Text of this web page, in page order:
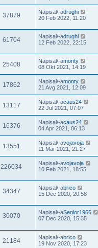
37879 Napisal/-adrughi
20 Feb 2022, 11:20
61704 Napisal/-adrughi
12 Feb 2022, 22:15
25408 Napisal/-amonty
08 Okt 2021, 14:19
17862 Napisal/-amonty
21 Avg 2021, 12:09
13117 Napisal/-acaus24
22 Jul 2021, 07:07
16376 Napisal/-acaus24
04 Apr 2021, 06:13
13551 Napisal/-avojavoja
11 Mar 2021, 21:27
226034 Napisal/-avojavoja
10 Feb 2021, 18:55
34347 Napisal/-abrico
15 Dec 2020, 20:58
30070 Napisal/-aSenior1966
07 Dec 2020, 15:35
21184 Napisal/-abrico
19 Nov 2020, 17:23